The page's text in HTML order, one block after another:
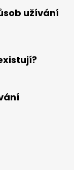
užívání